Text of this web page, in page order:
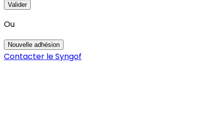
Valider
Ou
Nouvelle adhésion
Contacter le Syngof